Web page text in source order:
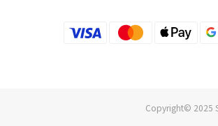
Copyright© 2025